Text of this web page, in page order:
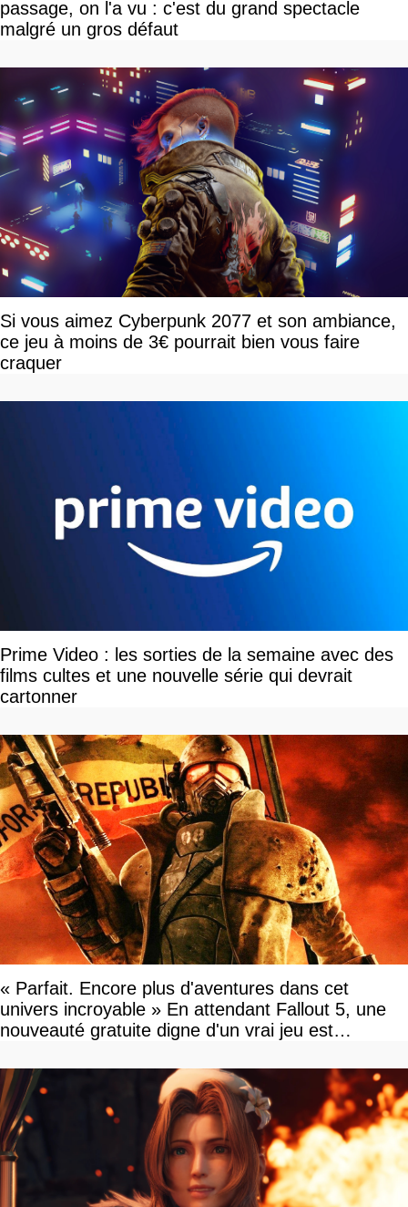
passage, on l'a vu : c'est du grand spectacle
malgré un gros défaut
Si vous aimez Cyberpunk 2077 et son ambiance,
ce jeu à moins de 3€ pourrait bien vous faire
craquer
Prime Video : les sorties de la semaine avec des
films cultes et une nouvelle série qui devrait
cartonner
« Parfait. Encore plus d'aventures dans cet
univers incroyable » En attendant Fallout 5, une
nouveauté gratuite digne d'un vrai jeu est